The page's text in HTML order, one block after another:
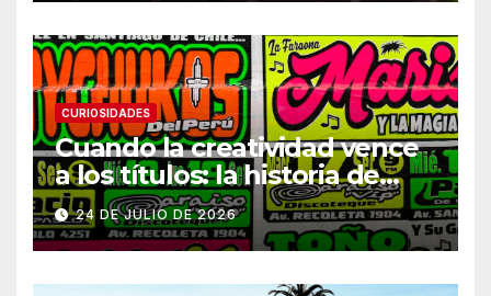
CURIOSIDADES
Cuando la creatividad vence
a los títulos: la historia de
Armani
24 DE JULIO DE 2026